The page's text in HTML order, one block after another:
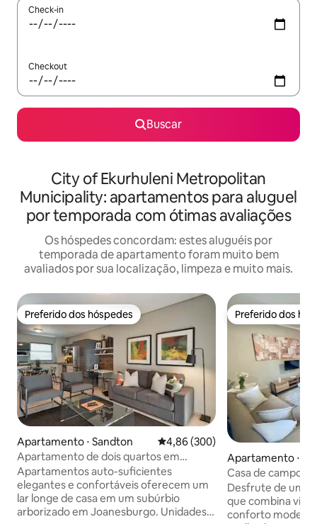
Check-in
Checkout
Buscar
City of Ekurhuleni Metropolitan
Municipality: apartamentos para aluguel
por temporada com ótimas avaliações
Os hóspedes concordam: estes aluguéis por
temporada de apartamento foram muito bem
avaliados por sua localização, limpeza e muito mais.
Preferido dos hóspedes
Preferido dos hóspedes
Apartamento ⋅ Sandton 4,86 de uma avaliação média de
4,86 (300)
Apartamento de dois quartos em
Morningside
Apartamentos auto-suficientes
elegantes e confortáveis oferecem um
lar longe de casa em um subúrbio
arborizado em Joanesburgo. Unidades
Preferido dos
Preferido dos
Apartamento ⋅
Casa de campo
Desfrute de um
que combina
conforto